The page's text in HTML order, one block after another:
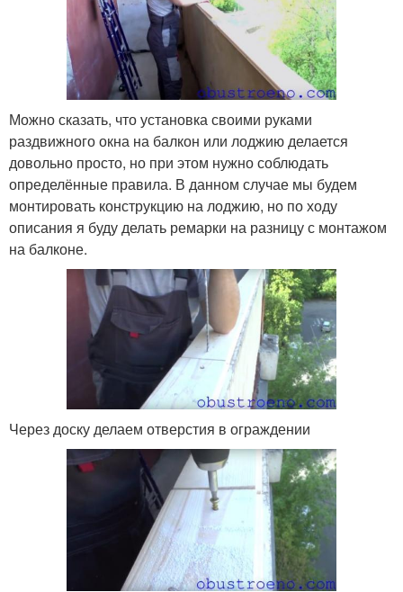
Можно сказать, что установка своими руками
раздвижного окна на балкон или лоджию делается
довольно просто, но при этом нужно соблюдать
определённые правила. В данном случае мы будем
монтировать конструкцию на лоджию, но по ходу
описания я буду делать ремарки на разницу с монтажом
на балконе.
Через доску делаем отверстия в ограждении